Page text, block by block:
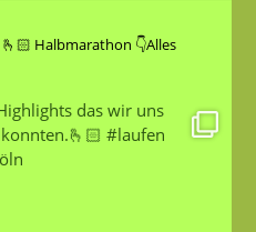
🫰🏻 Halbmarathon 👇Alles